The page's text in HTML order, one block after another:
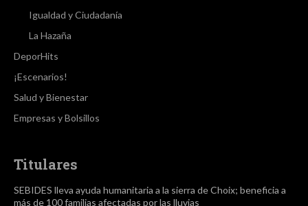
Igualdad y Ciudadanía
La Hazaña
DeporHits
¡Escenarios!
Salud y Bienestar
Empresas y Bolsillos
Titulares
SEBIDES lleva ayuda humanitaria a la sierra de Choix; beneficia a
más de 100 familias afectadas por las lluvias